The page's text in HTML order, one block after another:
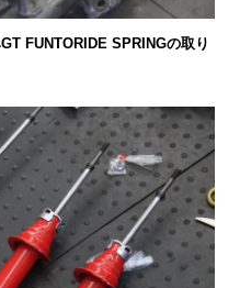
FUNTORIDE SPRINGの取り